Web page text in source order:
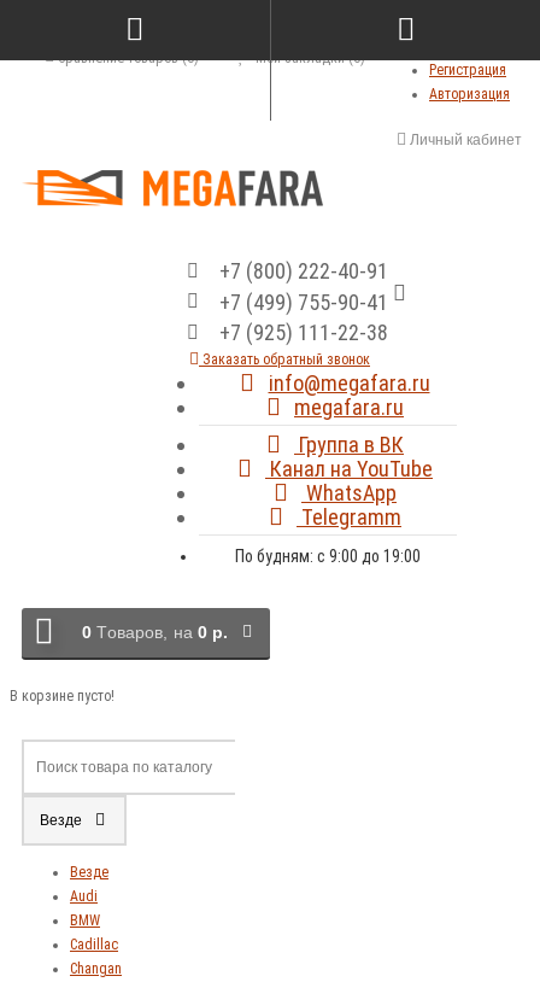
Регистрация
Авторизация
Личный кабинет
Мои закладки (0)
Сравнение товаров (0)
+7 (800) 222-40-91
+7 (499) 755-90-41
+7 (925) 111-22-38
Заказать обратный звонок
info@megafara.ru
megafara.ru
Группа в ВК
Канал на YouTube
WhatsApp
Telegramm
По будням: с 9:00 до 19:00
0 Tоваров, на 0 р.
В корзине пусто!
Везде
Везде
Audi
BMW
Cadillac
Changan